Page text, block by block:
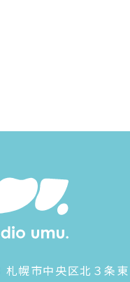
札幌市中央区北３条